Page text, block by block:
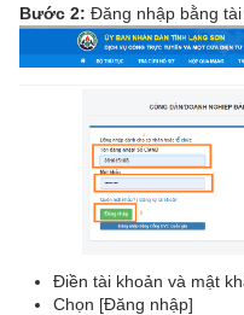
Bước 2: Đăng nhập bằng
Điền tài khoản và mật
Chọn [Đăng nhập]